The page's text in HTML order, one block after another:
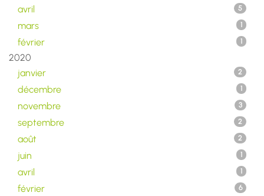
avril 5
mars 1
février 1
2020
janvier
2
décembre 1
novembre 3
septembre 2
août 2
juin 1
avril 1
février 6